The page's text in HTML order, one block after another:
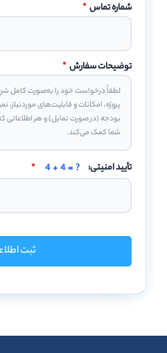
شماره تماس *
توضیحات سفارش *
تأیید امنیتی: 4 + 4 = ?
*
ثبت